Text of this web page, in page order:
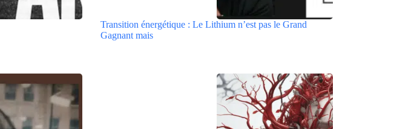
Transition énergétique : Le Lithium n’est pas le Grand
Gagnant mais